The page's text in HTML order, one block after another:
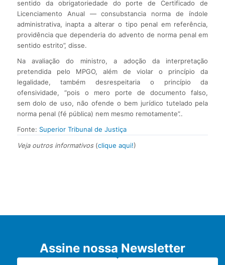
sentido da obrigatoriedade do porte de Certificado de
Licenciamento Anual — consubstancia norma de índole
administrativa, inapta a alterar o tipo penal em referência,
providência que dependeria do advento de norma penal em
sentido estrito”, disse.
Na avaliação do ministro, a adoção da interpretação
pretendida pelo MPGO, além de violar o princípio da
legalidade, também desrespeitaria o princípio da
ofensividade, “pois o mero porte de documento falso,
sem dolo de uso, não ofende o bem jurídico tutelado pela
norma penal (fé pública) nem mesmo remotamente”..
Fonte: Superior Tribunal de Justiça
Veja outros informativos(clique aqui!)
Assine nossa Newsletter